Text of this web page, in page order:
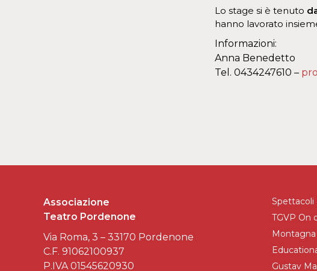
Lo stage si è tenuto
hanno lavorato
Informazioni:
Anna Benedetto
Tel. 0434247610 –
Associazione
Teatro Pordenone
Via Roma, 3 – 33170 Pordenone
C.F. 91062100937
P.IVA 01545620930
Spettacoli
TGVP On
Montagna
Gustav